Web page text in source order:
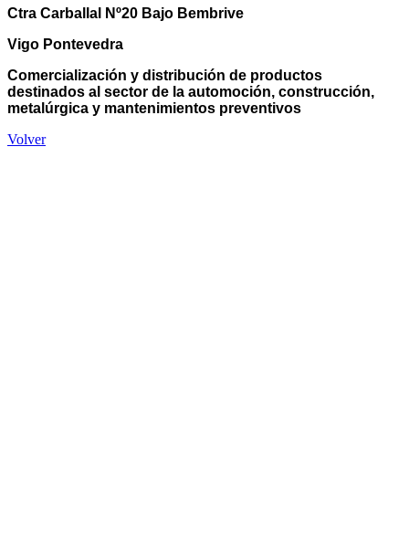
Ctra Carballal Nº20 Bajo Bembrive
Vigo Pontevedra
Comercialización y distribución de productos
destinados al sector de la automoción, construcción,
metalúrgica y mantenimientos preventivos
Volver